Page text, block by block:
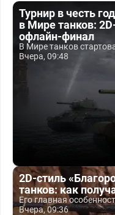
Турнир в честь
в Мире танков:
офлайн-финал
В Мире танков
Вчера, 09:48
2D-стиль
танков: как
Его главная
Вчера, 09:36